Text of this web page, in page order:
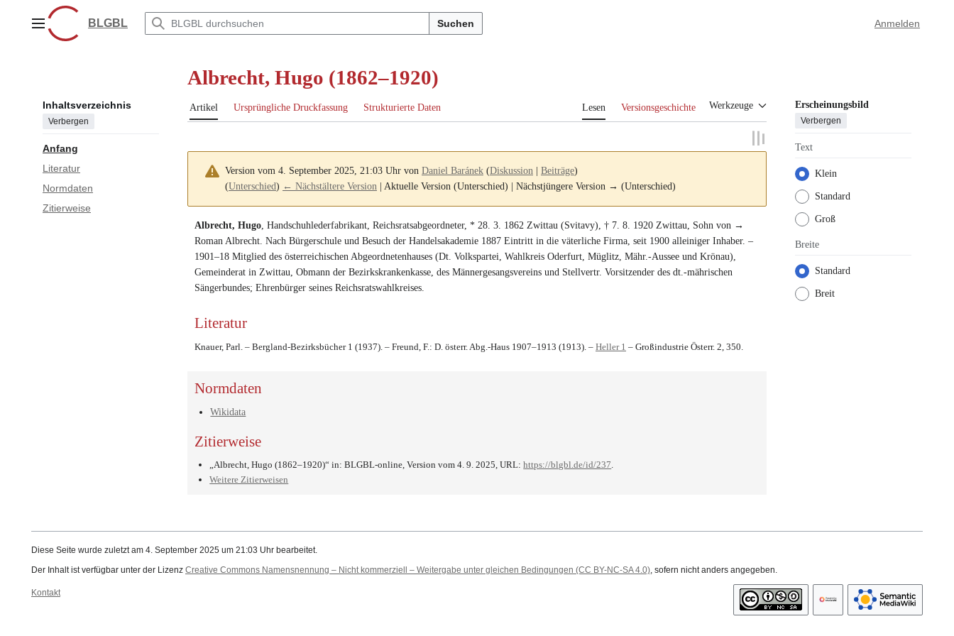
springenHauptmenüBLGBL Suchen Anmelden
Inhaltsverzeichnis
Verbergen
Anfang
Literatur
Normdaten
Zitierweise
Albrecht, Hugo (1862–1920)
Artikel Ursprüngliche Druckfassung Strukturierte Daten Lesen Versionsgeschichte Werkzeuge Erscheinungsbild
Verbergen
Text
Klein
Standard
Groß
Breite
Standard
Breit
Version vom 4. September 2025, 21:03 Uhr von Daniel Baránek (Diskussion | Beiträge)
(Unterschied) ← Nächstältere Version | Aktuelle Version (Unterschied) | Nächstjüngere Version → (Unterschied)
Albrecht, Hugo Handschuhlederfabrikant Reichsratsabgeordneter, * 28. 3. 1862 Zwittau (Svitavy) , † 7. 8. 1920 Zwittau , Sohn von →
Roman Albrecht. Nach Bürgerschule und Besuch der Handelsakademie 1887 Eintritt in die väterliche Firma, seit 1900 alleiniger Inhaber. –
1901–18 Mitglied des österreichischen Abgeordnetenhauses (Dt. Volkspartei , Wahlkreis Oderfurt, Müglitz, Mähr.-Aussee und Krönau),
Gemeinderat in Zwittau , Obmann der Bezirkskrankenkasse, des Männergesangsvereins und Stellvertr. Vorsitzender des dt.-mährischen
Sängerbundes; Ehrenbürger seines Reichsratswahlkreises.
Literatur
Knauer, Parl. – Bergland-Bezirksbücher 1 (1937). – Freund, F.: D. österr. Abg.-Haus 1907–1913 (1913). – Heller 1 – Großindustrie Österr. 2, 350.
Normdaten
Wikidata
Zitierweise
„Albrecht, Hugo (1862–1920)“ in: BLGBL-online, Version vom 4. 9. 2025, URL:https://blgbl.de/id/237
Weitere Zitierweisen
Diese Seite wurde zuletzt am 4. September 2025 um 21:03 Uhr bearbeitet.
Der Inhalt ist verfügbar unter der Lizenz Creative Commons Namensnennung – Nicht kommerziell – Weitergabe unter gleichen Bedingungen (CC BY-NC-SA 4.0) , sofern nicht anders angegeben.
Kontakt